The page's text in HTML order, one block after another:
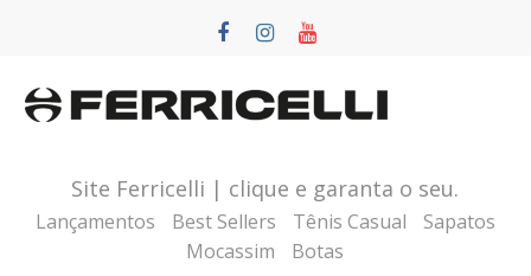
conteúdo
Site Ferricelli | clique e garanta o seu.
Lançamentos Best Sellers Tênis Casual
Sapatos
Mocassim
Botas